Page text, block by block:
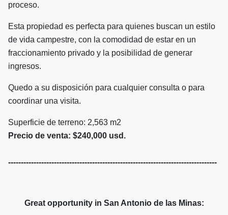
proceso.
Esta propiedad es perfecta para quienes buscan un estilo
de vida campestre, con la comodidad de estar en un
fraccionamiento privado y la posibilidad de generar
ingresos.
Quedo a su disposición para cualquier consulta o para
coordinar una visita.
Superficie de terreno: 2,563 m2
Precio de venta: $240,000 usd.
----------------------------------------------------------------------------------
Great opportunity in San Antonio de las Minas: